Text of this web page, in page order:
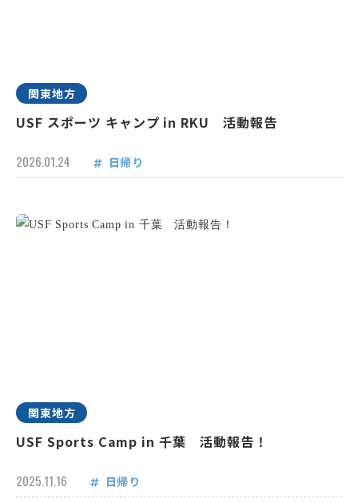
関東地方
USF スポーツ キャンプ in RKU 活動報告
2026.01.24 日帰り
関東地方
USF Sports Camp in 千葉 活動報告！
2025.11.16 日帰り